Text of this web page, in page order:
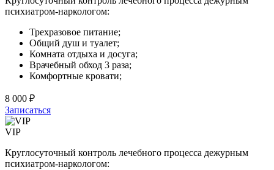
психиатром-наркологом:
Трехразовое питание;
Общий душ и туалет;
Комната отдыха и досуга;
Врачебный обход 3 раза;
Комфортные кровати;
8 000 ₽
Записаться
VIP
Круглосуточный контроль лечебного процесса дежурным
психиатром-наркологом: